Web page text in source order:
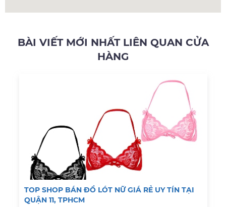
BÀI VIẾT MỚI NHẤT LIÊN QUAN CỬA
HÀNG
TOP SHOP BÁN ĐỒ LÓT NỮ GIÁ RẺ UY TÍN TẠI
QUẬN 11, TPHCM